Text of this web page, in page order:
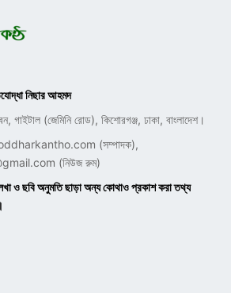
নিছার আহমদ
গাইটাল (জেমিনি রোড), কিশোরগঞ্জ, ঢাকা, বাংলাদেশ।
(সম্পাদক),
(নিউজ রুম)
ও ছবি অনুমতি ছাড়া অন্য কোথাও প্রকাশ করা তথ্য